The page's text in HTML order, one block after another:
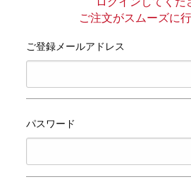
サイトマップご注文がスムーズに行
ご登録メールアドレス
パスワード